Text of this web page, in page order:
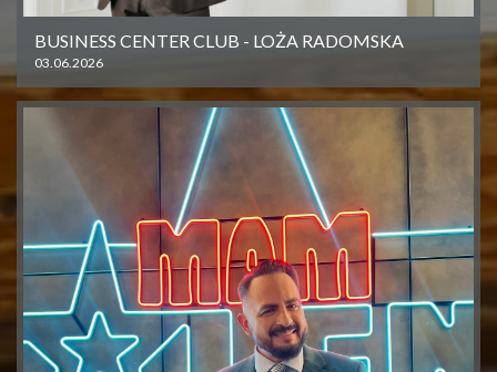
BUSINESS CENTER CLUB - LOŻA RADOMSKA
03.06.2026